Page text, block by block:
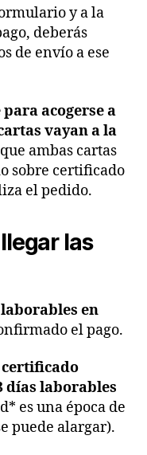
y a la
deberás
de envío a ese
acogerse a
vayan a la
ambas cartas
sobre certificado
el pedido.
las
en
el pago.
días laborables
es una época de
puede alargar).